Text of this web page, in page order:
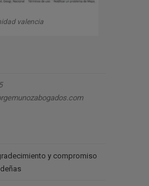
valencia
y compromiso